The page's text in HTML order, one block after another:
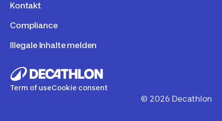
Kontakt
Compliance
Illegale Inhalte melden
Term of useCookie consent
© 2026 Decathlon